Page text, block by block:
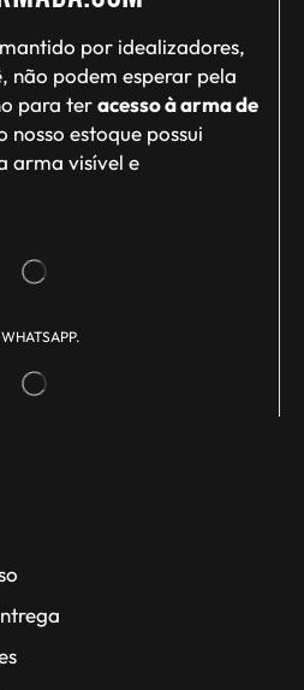
por idealizadores,
não podem esperar pela
para teracesso à arma de
nosso estoque possui
arma visível e